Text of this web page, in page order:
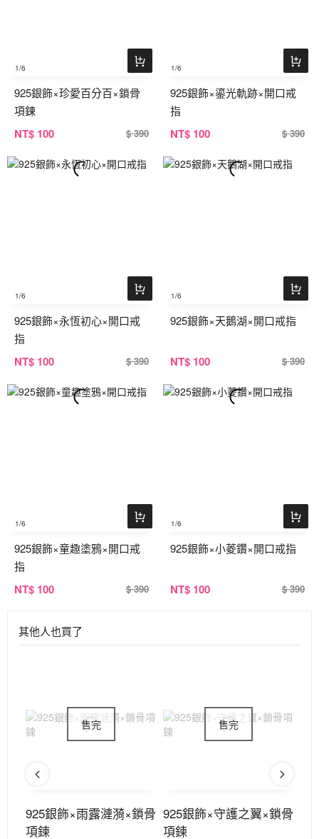
1/6
925銀飾×珍愛百分百×鎖骨
項鍊
NT$ 100 $ 390
1/6
925銀飾×鎏光軌跡×開口戒
指
NT$ 100 $ 390
1/6
925銀飾×永恆初心×開口戒
指
NT$ 100 $ 390
1/6
925銀飾×天鵝湖×開口戒指
NT$ 100 $ 390
1/6
925銀飾×童趣塗鴉×開口戒
指
NT$ 100 $ 390
1/6
925銀飾×小菱鑽×開口戒指
NT$ 100 $ 390
其他人也買了
925銀飾×雨露漣漪×鎖骨
項鍊
925銀飾×守護之翼×鎖骨
項鍊